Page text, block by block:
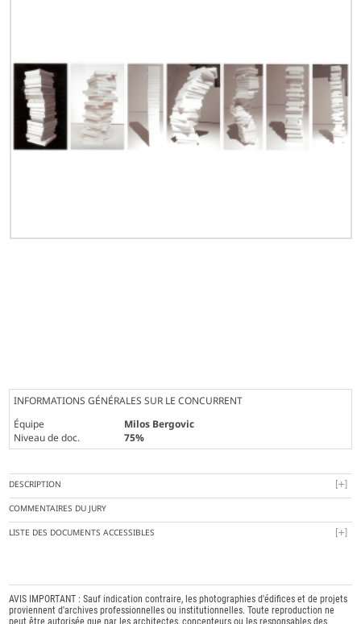
INFORMATIONS GÉNÉRALES SUR LE CONCURRENT
Équipe
Milos Bergovic
Niveau de doc.
75%
DESCRIPTION
COMMENTAIRES DU JURY
LISTE DES DOCUMENTS ACCESSIBLES
AVIS IMPORTANT : Sauf indication contraire, les photographies d'édifices et de projets
proviennent d'archives professionnelles ou institutionnelles. Toute reproduction ne